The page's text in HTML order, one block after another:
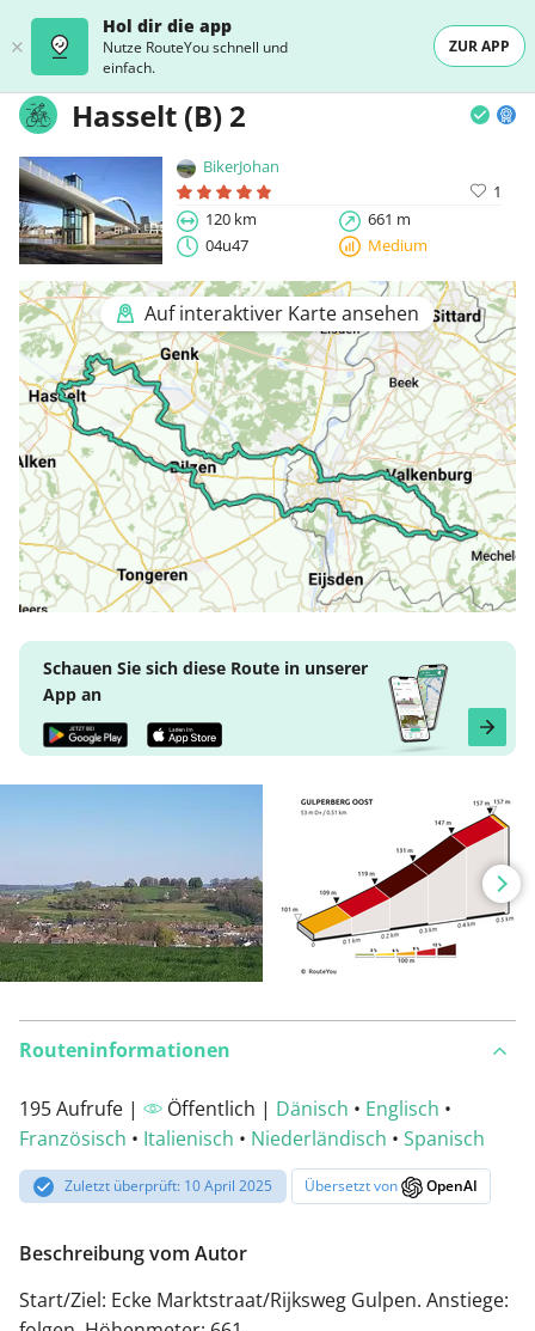
Hol dir die app
Nutze RouteYou schnell und
einfach.
ZUR APP
Hasselt (B) 2
BikerJohan
1
120 km
661 m
04u47
Medium
Auf interaktiver Karte ansehen
Schauen Sie sich diese Route in unserer
App an
Routeninformationen
195 Aufrufe | Öffentlich | Dänisch • Englisch •
Französisch • Italienisch • Niederländisch • Spanisch
Zuletzt überprüft: 10 April 2025 Übersetzt von OpenAI
Beschreibung vom Autor
Start/Ziel: Ecke Marktstraat/Rijksweg Gulpen. Anstiege: